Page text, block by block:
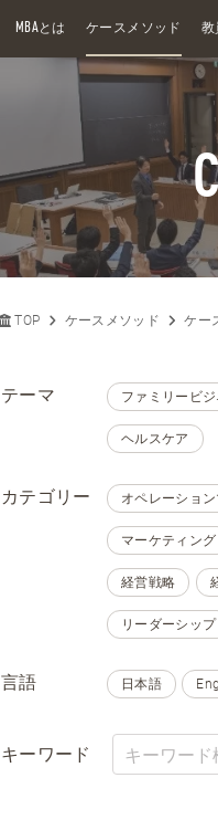
MBAとは ケースメソッド 教
TOP ケースメソッド ケー
テーマ ファミリービ
ヘルスケア
カテゴリー オペレーショ
マーケティング
経営戦略
リーダーシップ
言語 日本語
キーワード